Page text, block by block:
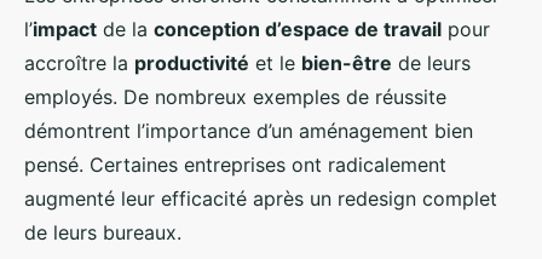
l’impact de la conception d’espace de travail pour
accroître la productivité et le bien-être de leurs
employés. De nombreux exemples de réussite
démontrent l’importance d’un aménagement bien
pensé. Certaines entreprises ont radicalement
augmenté leur efficacité après un redesign complet
de leurs bureaux.